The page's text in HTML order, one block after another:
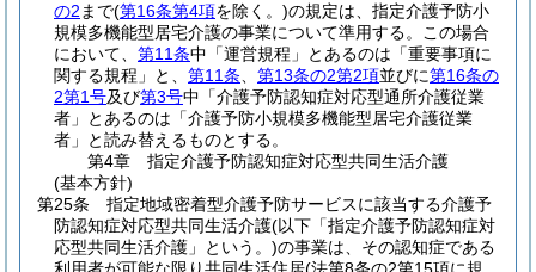
の2 まで(第16条第4項を除く。)の規定は、指定介護予防小
規模多機能型居宅介護の事業について準用する。
この場合
において、 第11条中「運営規程」とあるのは「重要事項に
関する規程」と、 第11条 第13条の2第2項並びに第16条の
2第1号及び第3号中「介護予防認知症対応型通所介護従業
者」とあるのは「介護予防小規模多機能型居宅介護従業
者」と読み替えるものとする。
第4章
指定介護予防認知症対応型共同生活介護
(基本方針)
第25条
指定地域密着型介護予防サービスに該当する介護予
防認知症対応型共同生活介護(以下「指定介護予防認知症対
応型共同生活介護」という。)の事業は、その認知症である